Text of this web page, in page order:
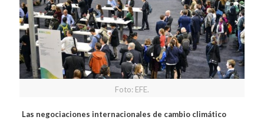
Foto: EFE.
Las negociaciones internacionales de cambio climático